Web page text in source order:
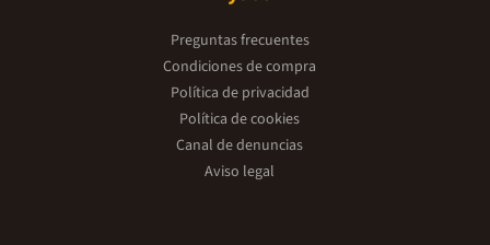
Preguntas frecuentes
Condiciones de compra
Política de privacidad
Política de cookies
Canal de denuncias
Aviso legal